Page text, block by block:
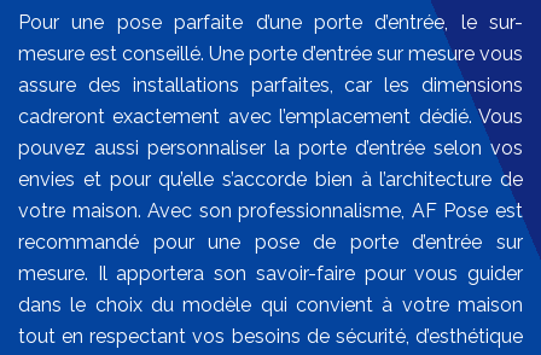
Pour une pose parfaite d’une porte d’entrée, le sur-
mesure est conseillé. Une porte d’entrée sur mesure vous
assure des installations parfaites, car les dimensions
cadreront exactement avec l’emplacement dédié. Vous
pouvez aussi personnaliser la porte d’entrée selon vos
envies et pour qu’elle s’accorde bien à l’architecture de
votre maison. Avec son professionnalisme, AF Pose est
recommandé pour une pose de porte d’entrée sur
mesure. Il apportera son savoir-faire pour vous guider
dans le choix du modèle qui convient à votre maison
tout en respectant vos besoins de sécurité, d’esthétique